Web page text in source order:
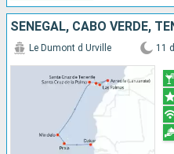
Le Dumont d Urville 11 d